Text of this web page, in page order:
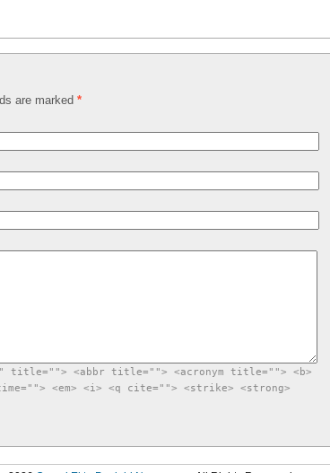
are marked *
title=""> <abbr title=""> <acronym title=""> <b>
<em> <i> <q cite=""> <strike> <strong>